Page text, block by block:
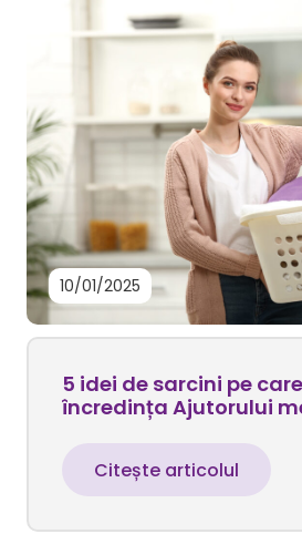
10/01/2025
5 idei de sarcini pe
încredința Ajutorului
Citește articolul